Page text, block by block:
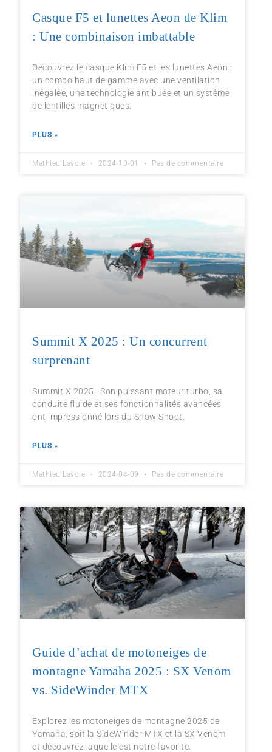
Casque F5 et lunettes Aeon de Klim
: Une combinaison imbattable
Découvrez le casque Klim F5 et les lunettes Aeon :
un combo haut de gamme avec une ventilation
inégalée, une technologie antibuée et un système
de lentilles magnétiques.
PLUS »
Mathieu Lavoie 2024-10-01 Pas de commentaire
Summit X 2025 : Un concurrent
surprenant
Summit X 2025 : Son puissant moteur turbo, sa
conduite fluide et ses fonctionnalités avancées
ont impressionné lors du Snow Shoot.
PLUS »
Mathieu Lavoie 2024-04-09 Pas de commentaire
Guide d’achat de motoneiges de
montagne Yamaha 2025 : SX Venom
vs. SideWinder MTX
Explorez les motoneiges de montagne 2025 de
Yamaha, soit la SideWinder MTX et la SX Venom
et découvrez laquelle est notre favorite.